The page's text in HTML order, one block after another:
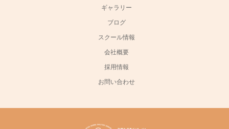
ギャラリー
ブログ
スクール情報
会社概要
採用情報
お問い合わせ